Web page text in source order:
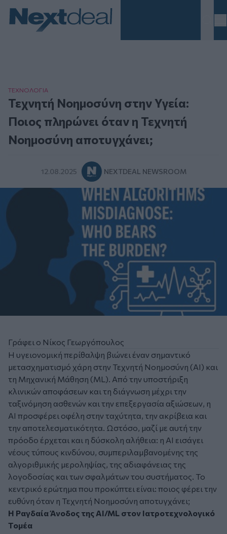
ΤΕΧΝΟΛΟΓΙΑ
Τεχνητή Νοημοσύνη στην Υγεία:
Ποιος πληρώνει όταν η Τεχνητή
Νοημοσύνη αποτυγχάνει;
12.08.2025 NEXTDEAL NEWSROOM
Γράφει ο Νίκος Γεωργόπουλος
Η υγειονομική περίθαλψη βιώνει έναν σημαντικό
μετασχηματισμό χάρη στην Τεχνητή Νοημοσύνη (AI) και
τη Μηχανική Μάθηση (ML). Από την υποστήριξη
κλινικών αποφάσεων και τη διάγνωση μέχρι την
ταξινόμηση ασθενών και την επεξεργασία αξιώσεων, η
AI προσφέρει οφέλη στην ταχύτητα, την ακρίβεια και
την αποτελεσματικότητα. Ωστόσο, μαζί με αυτή την
πρόοδο έρχεται και η δύσκολη αλήθεια: η AI εισάγει
νέους τύπους κινδύνου, συμπεριλαμβανομένης της
αλγοριθμικής μεροληψίας, της αδιαφάνειας της
λογοδοσίας και των σφαλμάτων του συστήματος. Το
κεντρικό ερώτημα που προκύπτει είναι: ποιος φέρει την
ευθύνη όταν η Τεχνητή Νοημοσύνη αποτυγχάνει;
Η Ραγδαία Άνοδος της AI/ML στον Ιατροτεχνολογικό
Τομέα